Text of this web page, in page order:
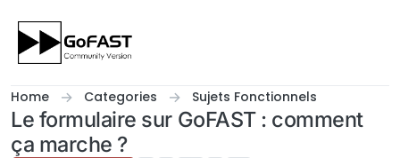
Home Categories Sujets Fonctionnels
Le formulaire sur GoFAST : comment
ça marche ?